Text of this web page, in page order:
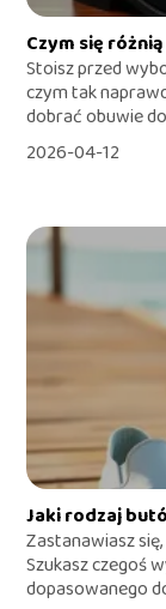
Czym się
Stoisz przed
czym tak
dobrać obuwie
2026-04-12
Jaki rodzaj
Zastanawiasz
Szukasz czegoś
dopasowanego